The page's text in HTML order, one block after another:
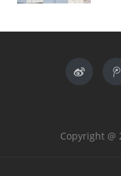
Copyright @